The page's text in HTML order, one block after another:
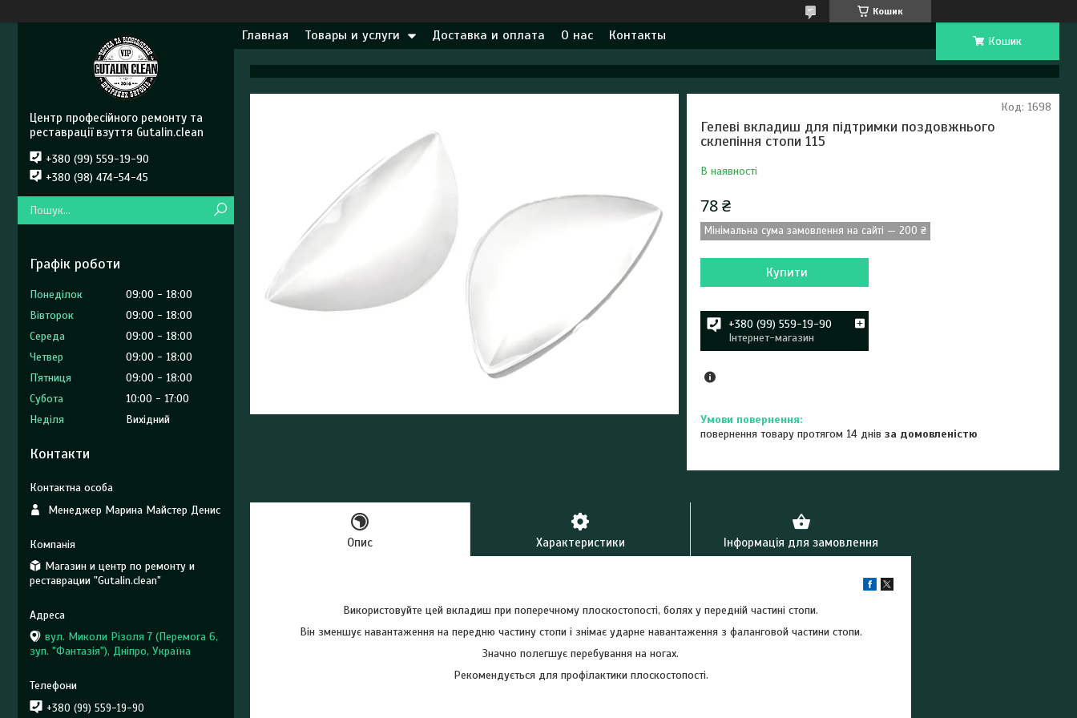
Кошик
Главная Товары и услуги Доставка и оплата О нас Контакты Кошик
Гелеві вкладиш для підтримки поздовжнього
склепіння стопи 115
В наявності
Код: 1698
78 ₴
Мінімальна сума замовлення на сайті — 200 ₴
Купити
+380 (99) 559-19-90
Інтернет-магазин
повернення товару протягом 14 днівза домовленістю
Опис Характеристики Інформація для замовлення
Використовуйте цей вкладиш при поперечному плоскостопості, болях у передній частині стопи.
Він зменшує навантаження на передню частину стопи і знімає ударне навантаження з фаланговой частини стопи.
Значно полегшує перебування на ногах.
Рекомендується для профілактики плоскостопості.
Центр професійного ремонту та
реставрації взуття Gutalin.clean
+380 (99) 559-19-90
+380 (98) 474-54-45
Графік роботи
Понеділок 09:00
18:00
Вівторок
09:00
18:00
Середа
09:00
18:00
Четвер
09:00
18:00
Пʼятниця
09:00
18:00
Субота
10:00
17:00
Неділя
Вихідний
Контакти
Менеджер Марина Майстер Денис
Магазин и центр по ремонту и
реставрации "Gutalin.clean"
вул. Миколи Різоля 7 (Перемога 6,
зуп. "Фантазія"), Дніпро, Україна
+380 (99) 559-19-90